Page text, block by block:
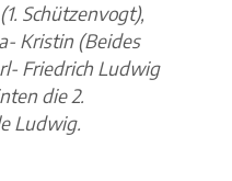
Schützenvogt),
Kristin (Beides
Friedrich Ludwig
die 2.
Ludwig.